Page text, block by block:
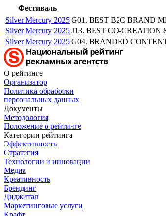
Фестиваль
Silver Mercury 2025 G01. BEST B2C BRAND
Silver Mercury 2025 J13. BEST CO-CREATION
Silver Mercury 2025 G04. BRANDED
О рейтинге
Организатор
Политика обработки
персональных данных
Документы
Методология
Положение о рейтинге
Категории рейтинга
Эффективность
Стратегия
Технологии и инновации
Медиа
Креативность
Брендинг
Диджитал
Маркетинговые услуги